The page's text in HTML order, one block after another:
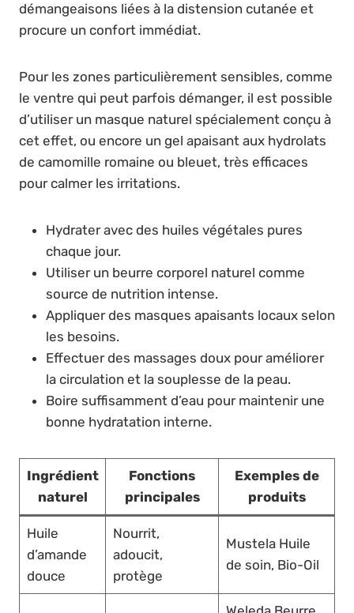
démangeaisons liées à la distension cutanée et
procure un confort immédiat.
Pour les zones particulièrement sensibles, comme
le ventre qui peut parfois démanger, il est possible
d’utiliser un masque naturel spécialement conçu à
cet effet, ou encore un gel apaisant aux hydrolats
de camomille romaine ou bleuet, très efficaces
pour calmer les irritations.
Hydrater avec des huiles végétales pures
chaque jour.
Utiliser un beurre corporel naturel comme
source de nutrition intense.
Appliquer des masques apaisants locaux selon
les besoins.
Effectuer des massages doux pour améliorer
la circulation et la souplesse de la peau.
Boire suffisamment d’eau pour maintenir une
bonne hydratation interne.
Ingrédient
naturel
Fonctions
principales
Exemples de
produits
Huile
d’amande
douce
Nourrit,
adoucit,
protège
Mustela Huile
de soin, Bio-Oil